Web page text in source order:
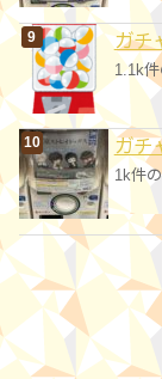
ガチ
1.1k
ガチ
1k件